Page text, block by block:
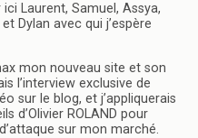
Laurent, Samuel, Assya,
Dylan avec qui j’espère
mon nouveau site et son
l’interview exclusive de
sur le blog, et j’appliquerais
d’Olivier ROLAND pour
sur mon marché.